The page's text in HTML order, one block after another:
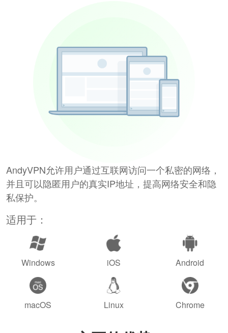
AndyVPN允许用户通过互联网访问一个私密的网络，
并且可以隐匿用户的真实IP地址，提高网络安全和隐
私保护。
适用于：
Windows iOS Android
macOS Linux Chrome